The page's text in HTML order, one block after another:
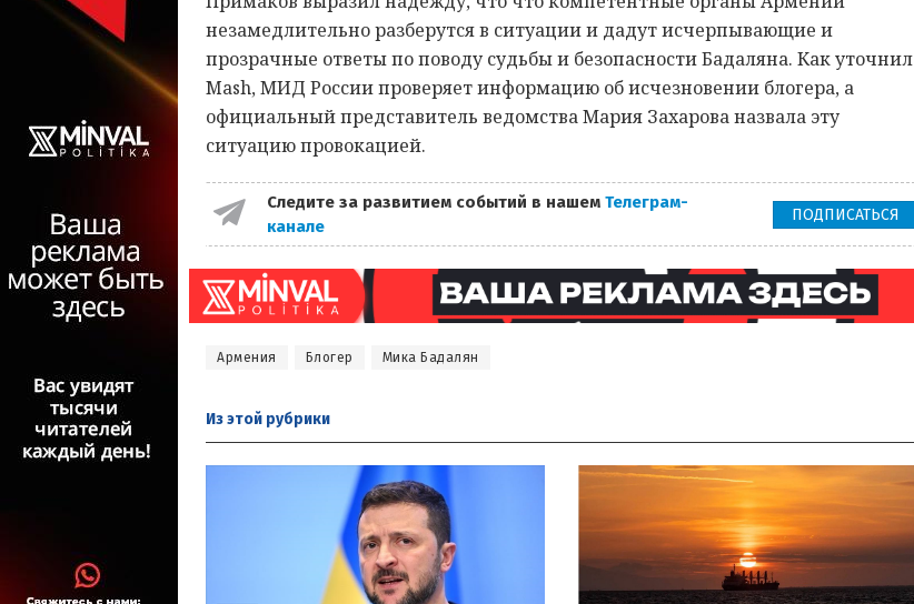
незамедлительно разберутся в ситуации и дадут исчерпывающие и
прозрачные ответы по поводу судьбы и безопасности Бадаляна. Как уточнил
Mash, МИД России проверяет информацию об исчезновении блогера, а
официальный представитель ведомства Мария Захарова назвала эту
ситуацию провокацией.
Следите за развитием событий в нашем Телеграм-
канале
ПОДПИСАТЬСЯ
Армения Блогер Мика Бадалян
Из этой рубрики